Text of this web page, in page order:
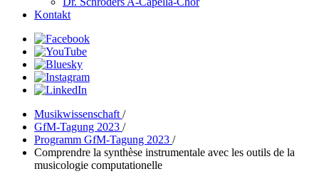
Kontakt
Musikwissenschaft /
GfM-Tagung 2023 /
Programm GfM-Tagung 2023 /
Comprendre la synthèse instrumentale avec les outils de la
musicologie computationelle